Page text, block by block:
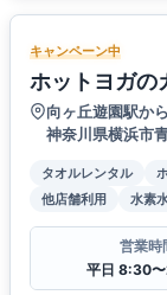
キャンペーン中
ホットヨガの
向ヶ丘遊園駅か
神奈川県横浜市
タオルレンタル
他店舗利用
水素
営業時
平日 8:30